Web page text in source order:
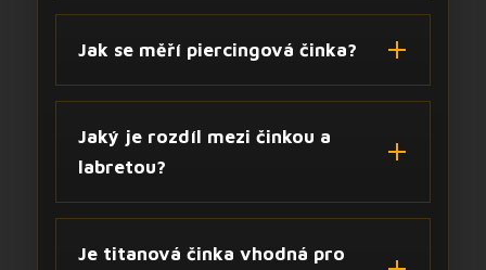
Jak se měří piercingová činka?
Jaký je rozdíl mezi činkou a
labretou?
Je titanová činka vhodná pro